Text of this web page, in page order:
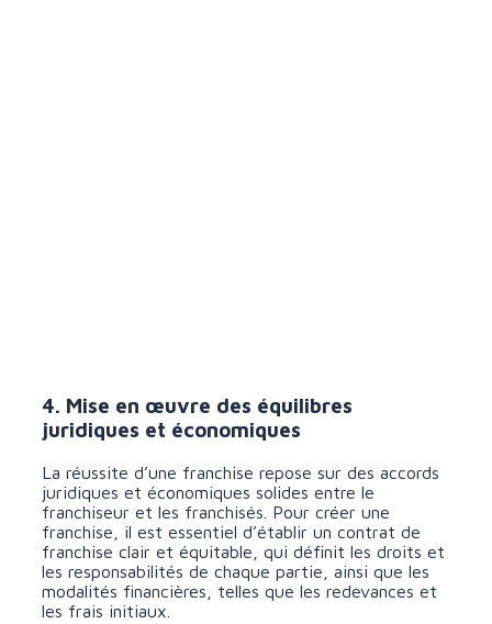
4. Mise en œuvre des équilibres
juridiques et économiques
La réussite d’une franchise repose sur des accords
juridiques et économiques solides entre le
franchiseur et les franchisés. Pour créer une
franchise, il est essentiel d’établir un contrat de
franchise clair et équitable, qui définit les droits et
les responsabilités de chaque partie, ainsi que les
modalités financières, telles que les redevances et
les frais initiaux.